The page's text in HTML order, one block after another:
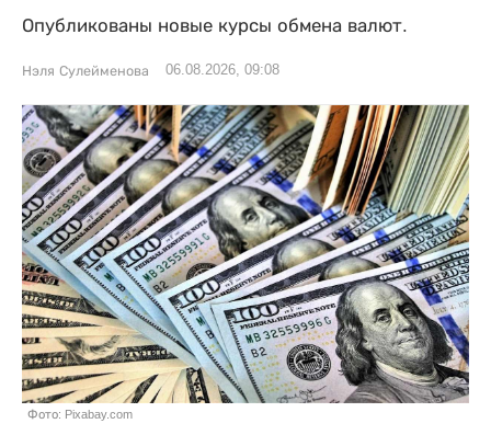
Опубликованы новые курсы обмена валют.
Нэля Сулейменова 06.08.2026, 09:08
Фото: Pixabay.com